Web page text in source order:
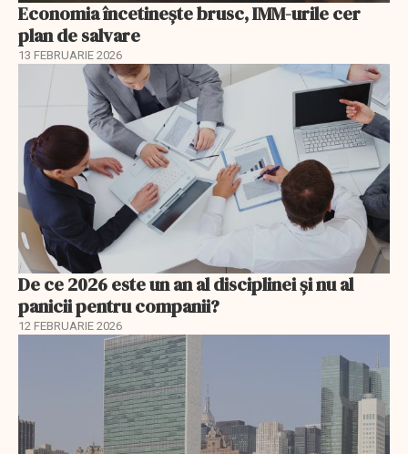
Economia încetinește brusc, IMM-urile cer
plan de salvare
13 FEBRUARIE 2026
De ce 2026 este un an al disciplinei și nu al
panicii pentru companii?
12 FEBRUARIE 2026